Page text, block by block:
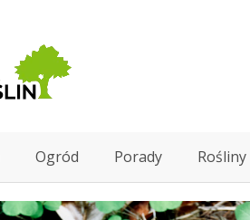
Ogród Porady Rośliny